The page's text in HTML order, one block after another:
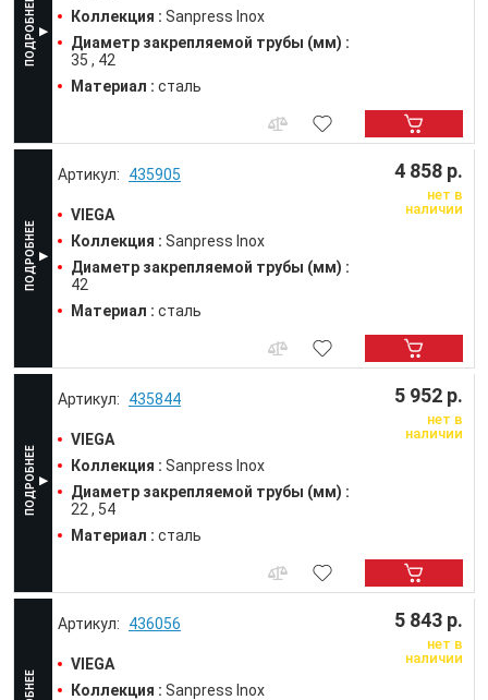
Коллекция : Sanpress Inox
Диаметр закрепляемой трубы (мм) :
35
42
Материал : сталь
435905
VIEGA
Коллекция : Sanpress Inox
Диаметр закрепляемой трубы (мм) :
42
Материал : сталь
4 858 р.
нет в
наличии
435844
VIEGA
Коллекция : Sanpress Inox
Диаметр закрепляемой трубы (мм) :
22
54
Материал : сталь
5 952 р.
нет в
наличии
436056
VIEGA
Коллекция : Sanpress Inox
5 843 р.
нет в
наличии